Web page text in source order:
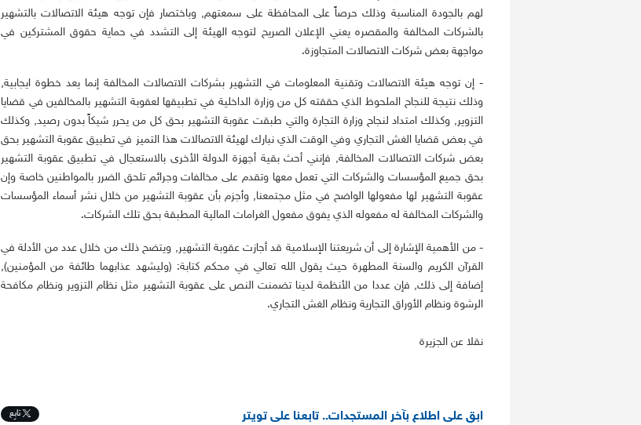
لهم بالجودة المناسبة وذلك حرصاً على المحافظة على سمعتهم, وباختصار فإن توجه هيئة الاتصالات بالتشهير
بالشركات المخالفة والمقصره يعني الإعلان الصريح لتوجه الهيئة إلى التشدد في حماية حقوق المشتركين في
مواجهة بعض شركات الاتصالات المتجاوزة.
- إن توجه هيئة الاتصالات وتقنية المعلومات في التشهير بشركات الاتصالات المخالفة إنما يعد خطوة ايجابية,
وذلك نتيجة للنجاح الملحوظ الذي حققته كل من وزارة الداخلية في تطبيقها لعقوبة التشهير بالمخالفين في قضايا
التزوير, وكذلك امتداد لنجاح وزارة التجارة والتي طبقت عقوبة التشهير بحق كل من يحرر شيكاً بدون رصيد, وكذلك
في بعض قضايا الغش التجاري وفي الوقت الذي نبارك لهيئة الاتصالات هذا التميز في تطبيق عقوبة التشهير بحق
بعض شركات الاتصالات المخالفة, فإنني أحث بقية أجهزة الدولة الأخرى بالاستعجال في تطبيق عقوبة التشهير
بحق جميع المؤسسات والشركات التي تعمل معها وتقدم على مخالفات وجرائم تلحق الضرر بالمواطنين خاصة وإن
عقوبة التشهير لها مفعولها الواضح في مثل مجتمعنا, وأجزم بأن عقوبة التشهير من خلال نشر أسماء المؤسسات
والشركات المخالفة له مفعوله الذي يفوق مفعول الغرامات المالية المطبقة بحق تلك الشركات.
- من الأهمية الإشارة إلى أن شريعتنا الإسلامية قد أجازت عقوبة التشهير, ويتضح ذلك من خلال عدد من الأدلة في
القرآن الكريم والسنة المطهرة حيث يقول الله تعالي في محكم كتابة: (وليشهد عذابهما طائفة من المؤمنين),
إضافة إلى ذلك, فإن عددا من الأنظمة لدينا تضمنت النص على عقوبة التشهير مثل نظام التزوير ونظام مكافحة
الرشوة ونظام الأوراق التجارية ونظام الغش التجاري.
نقلا عن الجزيرة
ابق على اطلاع بآخر المستجدات.. تابعنا على تويتر تابِع